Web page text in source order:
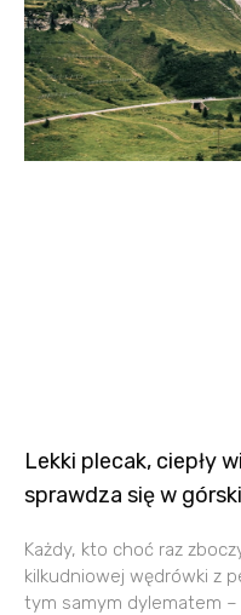
Lekki plecak, ciepły
sprawdza się w
Każdy, kto choć raz
kilkudniowej wędrówki z
tym samym dylematem –